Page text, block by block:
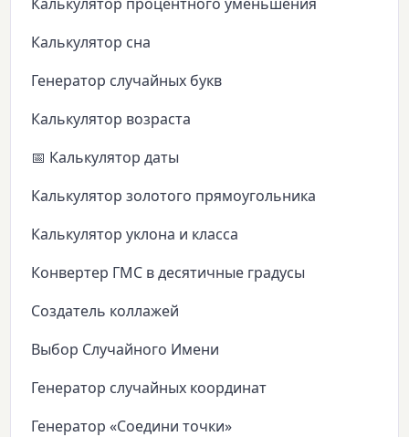
Калькулятор сна
Генератор случайных букв
Калькулятор возраста
📅 Калькулятор даты
Калькулятор золотого прямоугольника
Калькулятор уклона и класса
Конвертер ГМС в десятичные градусы
Создатель коллажей
Выбор Случайного Имени
Генератор случайных координат
Генератор «Соедини точки»